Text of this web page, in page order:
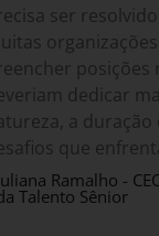
ser
posições
dedicar
a duração
que
Ramalho -
Talento Sênior